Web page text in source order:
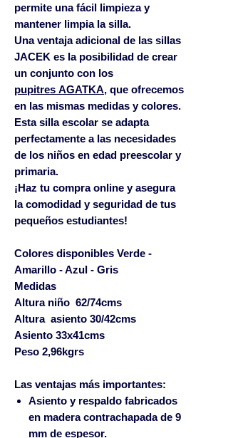
permite una fácil limpieza y
mantener limpia la silla.
Una ventaja adicional de las sillas
JACEK es la posibilidad de crear
un conjunto con los
pupitres AGATKA, que ofrecemos
en las mismas medidas y colores.
Esta silla escolar se adapta
perfectamente a las necesidades
de los niños en edad preescolar y
primaria.
¡Haz tu compra online y asegura
la comodidad y seguridad de tus
pequeños estudiantes!
Colores disponibles Verde -
Amarillo - Azul - Gris
Medidas
Altura niño 62/74cms
Altura asiento 30/42cms
Asiento 33x41cms
Peso 2,96kgrs
Las ventajas más importantes:
Asiento y respaldo fabricados
en madera contrachapada de 9
mm de espesor.